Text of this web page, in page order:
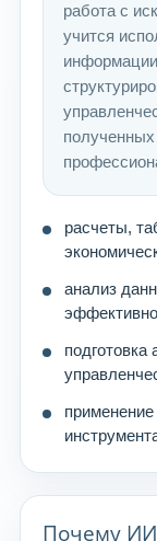
работа с
учится
полученных
расчеты,
анализ
подготовка
применение
Почему ИИ